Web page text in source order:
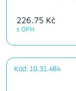
226.75 Kč
s DPH
Kód: 10.31.484